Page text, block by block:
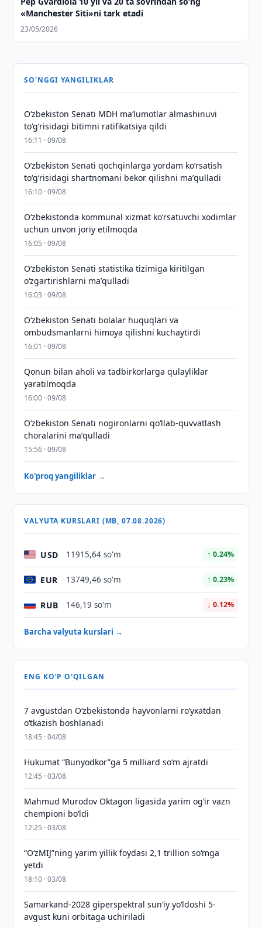
«Manchester Siti»ni tark etadi
23/05/2026
SO'NGGI YANGILIKLAR
Oʻzbekiston Senati MDH maʼlumotlar almashinuvi
toʻgʻrisidagi bitimni ratifikatsiya qildi
16:11 · 09/08
Oʻzbekiston Senati qochqinlarga yordam koʻrsatish
toʻgʻrisidagi shartnomani bekor qilishni maʼqulladi
16:10 · 09/08
Oʻzbekistonda kommunal xizmat koʻrsatuvchi xodimlar
uchun unvon joriy etilmoqda
16:05 · 09/08
Oʻzbekiston Senati statistika tizimiga kiritilgan
oʻzgartirishlarni maʼqulladi
16:03 · 09/08
Oʻzbekiston Senati bolalar huquqlari va
ombudsmanlarni himoya qilishni kuchaytirdi
16:01 · 09/08
Qonun bilan aholi va tadbirkorlarga qulayliklar
yaratilmoqda
16:00 · 09/08
Oʻzbekiston Senati nogironlarni qoʻllab-quvvatlash
choralarini maʼqulladi
15:56 · 09/08
Ko'proq yangiliklar →
VALYUTA KURSLARI (MB, 07.08.2026)
USD 11915,64 so'm ↑ 0.24%
EUR 13749,46 so'm ↑ 0.23%
RUB 146,19 so'm ↓ 0.12%
Barcha valyuta kurslari →
ENG KO'P O'QILGAN
7 avgustdan O‘zbekistonda hayvonlarni ro‘yxatdan
o‘tkazish boshlanadi
18:45 · 04/08
Hukumat “Bunyodkor”ga 5 milliard so‘m ajratdi
12:45 · 03/08
Mahmud Murodov Oktagon ligasida yarim og‘ir vazn
chempioni bo‘ldi
12:25 · 03/08
“O‘zMIJ”ning yarim yillik foydasi 2,1 trillion so‘mga
yetdi
18:10 · 03/08
Samarkand-2028 giperspektral sun’iy yo‘ldoshi 5-
avgust kuni orbitaga uchiriladi